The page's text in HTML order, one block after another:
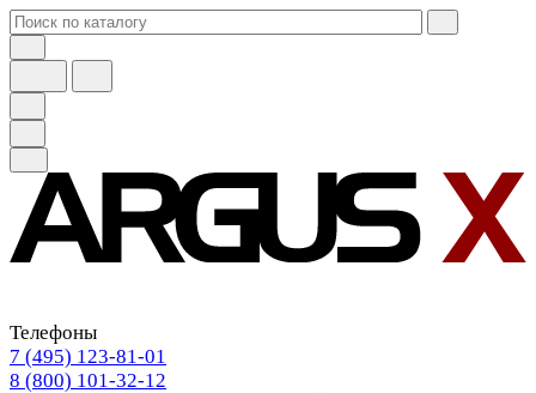
Телефоны
7 (495) 123-81-01
8 (800) 101-32-12